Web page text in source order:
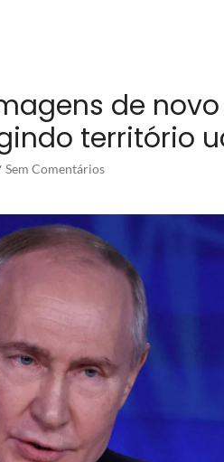
de
território
Sem Comentários